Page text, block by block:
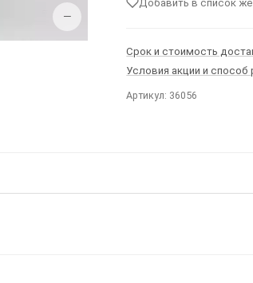
−
Добавить в список
Срок и стоимость
Условия акции и способ
Артикул: 36056